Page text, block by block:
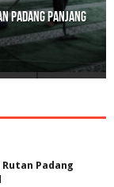
Padang Panjang
Padang